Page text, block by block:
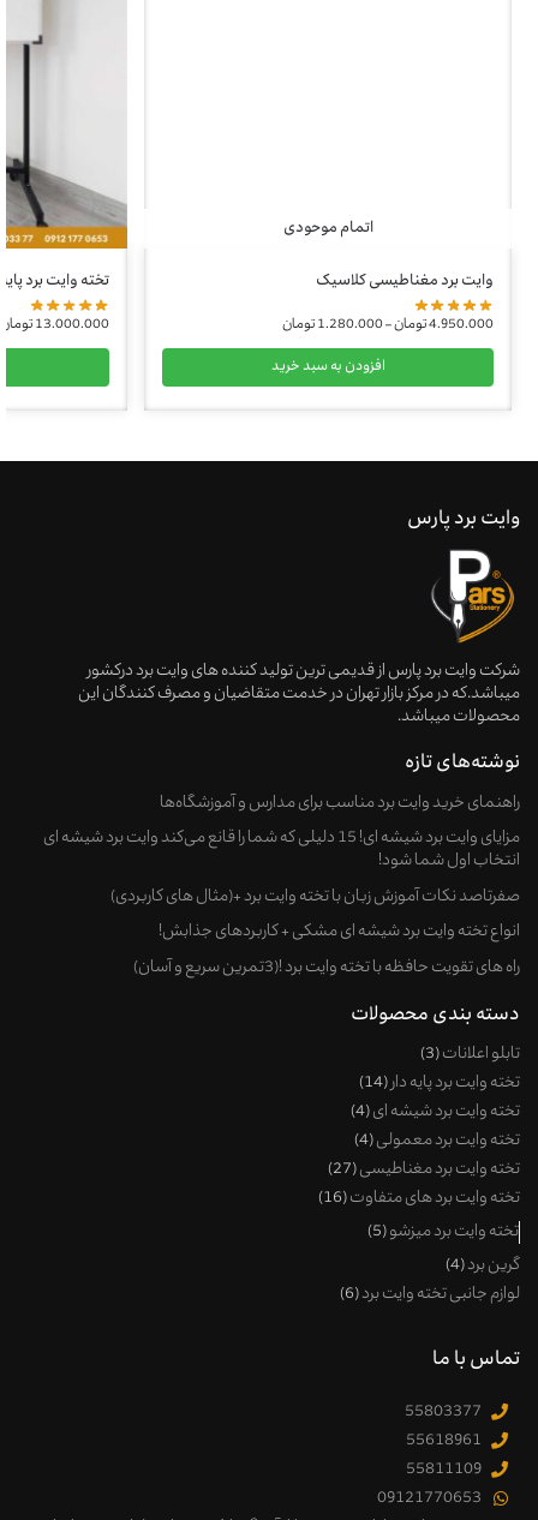
اتمام موحودی
وایت برد مغناطیسی کلاسیک
4.950.000تومان–
1.280.000تومان
افزودن به سبد خرید
تخته وایت برد پایه دار
13.000.000تومان
وایت برد پارس
شرکت وایت برد پارس از قدیمی ترین تولید کننده های وایت برد درکشور
میباشد.که در مرکز بازار تهران در خدمت متقاضیان و مصرف کنندگان این
محصولات میباشد.
نوشته‌های تازه
راهنمای خرید وایت‌ برد مناسب برای مدارس و آموزشگاه‌ها
مزایای وایت برد شیشه ای! 15 دلیلی که شما را قانع می‌کند وایت برد شیشه ای
انتخاب اول شما شود!
صفرتاصد نکات آموزش زبان با تخته وایت برد +(مثال های کاربردی)
انواع تخته وایت برد شیشه ای مشکی + کاربردهای جذابش!
راه های تقویت حافظه با تخته وایت برد !(3تمرین سریع و آسان)
دسته بندی محصولات
تابلو اعلانات 3
تخته وایت برد پایه دار 14
تخته وایت برد شیشه ای 4
تخته وایت برد معمولی 4
تخته وایت برد مغناطیسی 27
تخته وایت برد های متفاوت 16
تخته وایت برد میزشو 5
گرین برد 4
لوازم جانبی تخته وایت برد 6
تماس با ما
55803377
55618961
55811109
09121770653